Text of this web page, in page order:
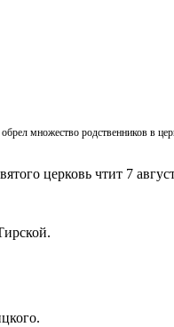
множество родственников в
церковь чтит 7